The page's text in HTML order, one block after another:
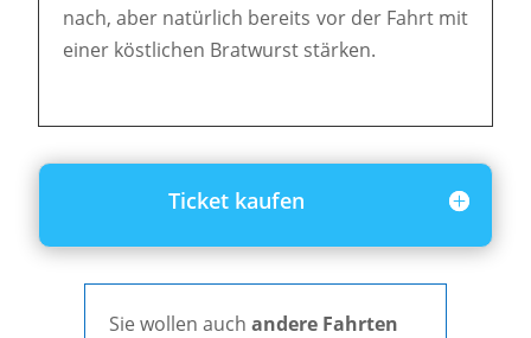
nach, aber natürlich bereits vor der Fahrt mit
einer köstlichen Bratwurst stärken.
Ticket kaufen
Sie wollen auch andere Fahrten